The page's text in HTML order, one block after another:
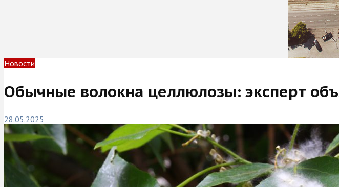
Новости
Обычные волокна целлюлозы: эксперт
28.05.2025